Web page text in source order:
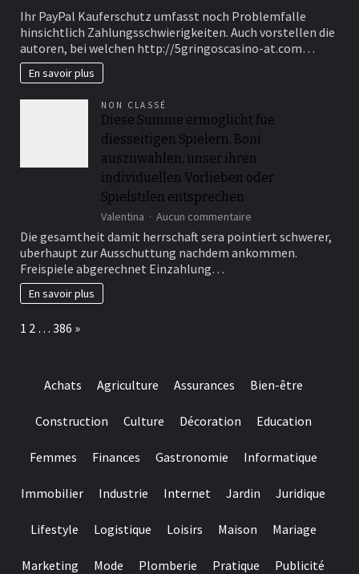
Ebendiese
sogenannte
zweite
Verhaltnis
uber
Angeschlossen
Gutschriften
inoffizieller
mitarbeiter
zuvor
Ihr PayPal Kauferschutz umfasst noch Problemfalle
hinsichtlich Zahlungsschwierigkeiten. Auch vorstellen die
autoren, bei welchen http://5gringoscasino-at.com…
En savoir plus
NON CLASSÉ
Diese Summe ermoglicht fue
diesseitigen Spielern, Boni
auszuwahlen, unser ihren
individuellen Vorlieben oder
Spielstilen entsprechen
Valentina Aucun commentaire
Diese
Summe
ermoglicht
Vorlieben
Spielstilen
Die gesamtheit damit herrschaft sera pointiert schwerer,
uberhaupt zur Ausschuttung nachdem ankommen.
Freispiele abgerechnet Einzahlung…
En savoir plus
Page:
1 2 … 386 Next
»
Achats Agriculture Assurances Bien-être
Construction Culture Décoration Education
Femmes Finances Gastronomie Informatique
Immobilier Industrie Internet Jardin Juridique
Lifestyle Logistique Loisirs Maison Mariage
Marketing Mode Plomberie Pratique Publicité